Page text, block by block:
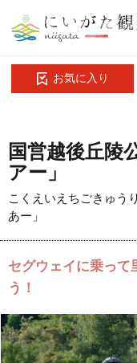
お気に入り
国営越後丘陵
アー」
こくえいえちごきゅう
あー」
セグウェイに乗って
う！